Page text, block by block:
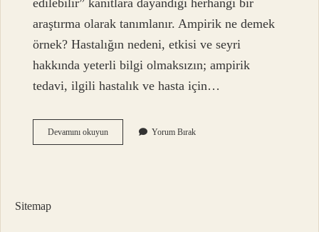
edilebilir” kanıtlara dayandığı herhangi bir
araştırma olarak tanımlanır. Ampirik ne demek
örnek? Hastalığın nedeni, etkisi ve seyri
hakkında yeterli bilgi olmaksızın; ampirik
tedavi, ilgili hastalık ve hasta için…
Devamını okuyunAmpirik
Değerlendirme
Yorum Bırak
Sitemap